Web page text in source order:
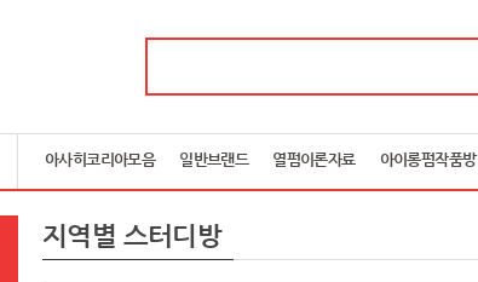
아사히코리아모음 일반브랜드 열펌이론자료 아이롱펌작품방
지역별 스터디방